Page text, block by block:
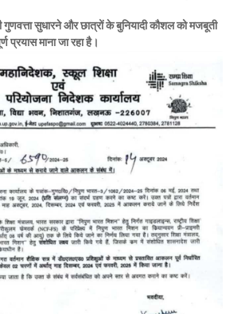
गुणवत्ता सुधारने और छात्रों के बुनियादी कौशल को मजबूती
प्रयास माना जा रहा है।